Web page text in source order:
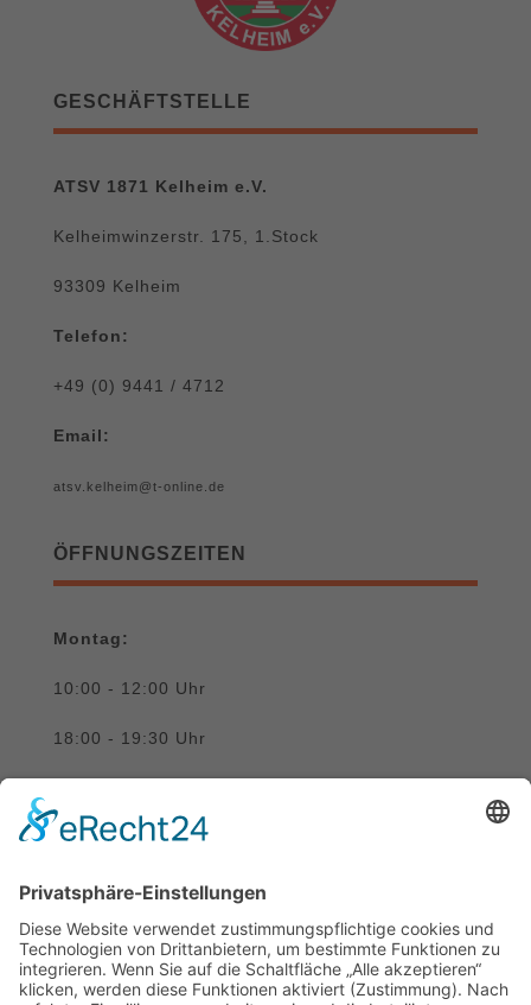
GESCHÄFTSTELLE
ATSV 1871 Kelheim e.V.
Kelheimwinzerstr. 175, 1.Stock
93309 Kelheim
Telefon:
+49 (0) 9441 / 4712
Email:
atsv.kelheim@t-online.de
ÖFFNUNGSZEITEN
Montag:
10:00 - 12:00 Uhr
18:00 - 19:30 Uhr
Donnerstag:
10:00 - 12:00 Uhr
SUCHE